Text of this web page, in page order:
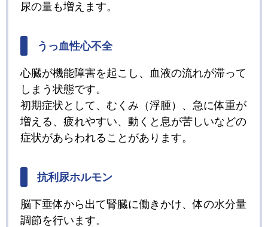
尿の量も増えます。
うっ血性心不全
心臓が機能障害を起こし、血液の流れが滞って
しまう状態です。
初期症状として、むくみ（浮腫）、急に体重が
増える、疲れやすい、動くと息が苦しいなどの
症状があらわれることがあります。
抗利尿ホルモン
脳下垂体から出て腎臓に働きかけ、体の水分量
調節を行います。